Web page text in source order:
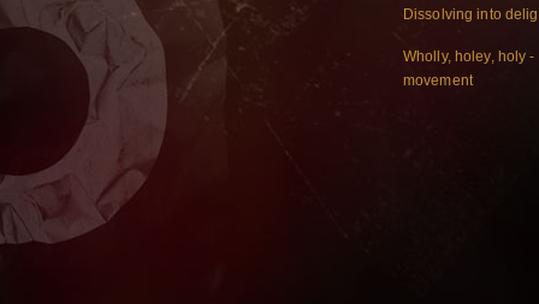
Dissolving into
Wholly, holey, holy
movement